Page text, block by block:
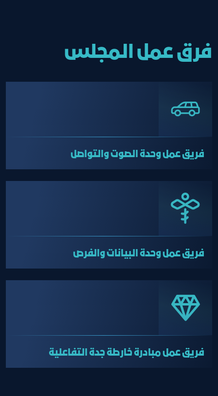
فرق عمل المجلس
فريق عمل وحدة الصوت والتواصل
فريق عمل وحدة البيانات والفرص
فريق عمل مبادرة خارطة جدة التفاعلية